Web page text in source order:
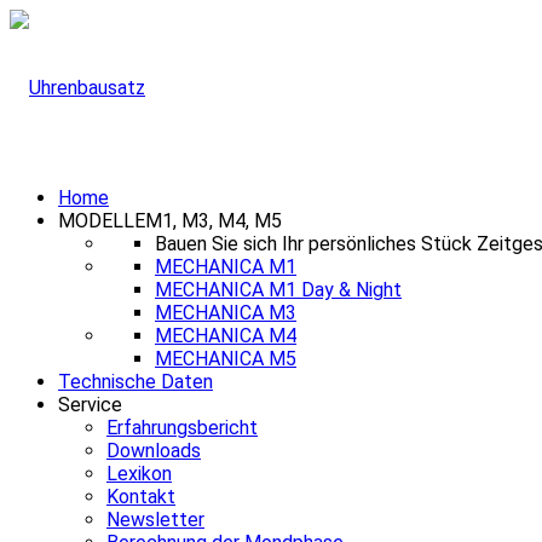
Home
MODELLEM1, M3, M4, M5
Bauen Sie sich Ihr persönliches Stück
MECHANICA M1
MECHANICA M1 Day & Night
MECHANICA M3
MECHANICA M4
MECHANICA M5
Technische Daten
Service
Erfahrungsbericht
Downloads
Lexikon
Kontakt
Newsletter